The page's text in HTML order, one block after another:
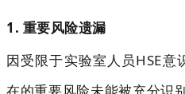
1. 重要风险遗漏
因受限于实验室人员HSE
在的重要风险未能被充分识